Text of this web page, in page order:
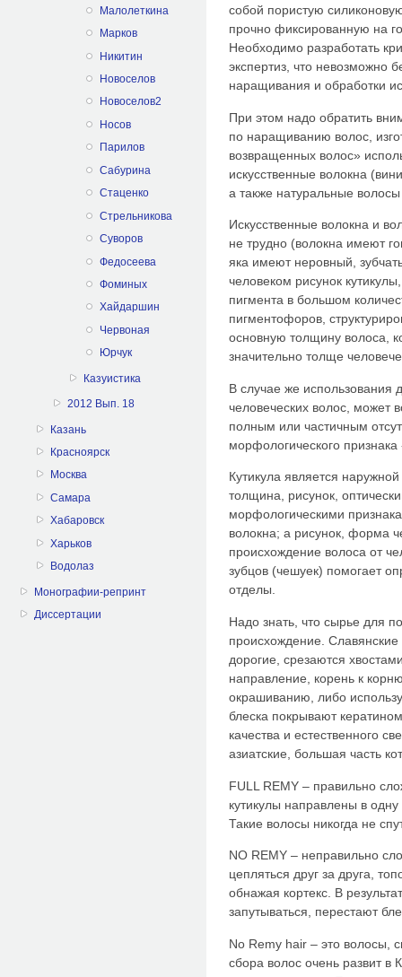
Малолеткина
Марков
Никитин
Новоселов
Новоселов2
Носов
Парилов
Сабурина
Стаценко
Стрельникова
Суворов
Федосеева
Фоминых
Хайдаршин
Червоная
Юрчук
Казуистика
2012 Вып. 18
Казань
Красноярск
Москва
Самара
Хабаровск
Харьков
Водолаз
Монографии-репринт
Диссертации
собой пористую
прочно фиксированную на
Необходимо разработать
экспертиз, что невозможно
наращивания и обработки
При этом надо обратить
по наращиванию волос,
возвращенных волос»
искусственные волокна
а также натуральные
Искусственные волокна и
не трудно (волокна имеют
яка имеют неровный,
человеком рисунок
пигмента в большом
пигментофоров,
основную толщину волоса,
значительно толще
В случае же использования
человеческих волос, может
полным или частичным
морфологического признака
Кутикула является
толщина, рисунок,
морфологическими
волокна; а рисунок, форма
происхождение волоса от
зубцов (чешуек) помогает
отделы.
Надо знать, что сырье для
происхождение.
дорогие, срезаются
направление, корень к
окрашиванию, либо
блеска покрывают
качества и естественного
азиатские, большая часть
FULL REMY – правильно
кутикулы направлены в
Такие волосы никогда не
NO REMY – неправильно
цепляться друг за друга,
обнажая кортекс. В
запутываться, перестают
No Remy hair – это волосы,
сбора волос очень развит